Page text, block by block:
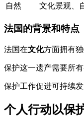
自然
文化景观、
法国的背景和特点
法国在文化方面拥有
保护这一遗产需要所
保护工作促进可持续
个人行动以保